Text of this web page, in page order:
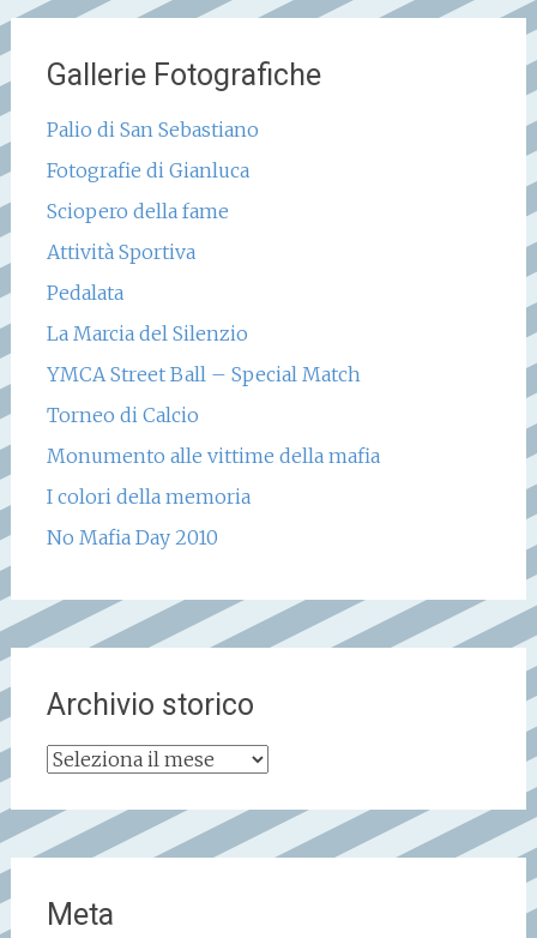
Gallerie Fotografiche
Palio di San Sebastiano
Fotografie di Gianluca
Sciopero della fame
Attività Sportiva
Pedalata
La Marcia del Silenzio
YMCA Street Ball – Special Match
Torneo di Calcio
Monumento alle vittime della mafia
I colori della memoria
No Mafia Day 2010
Archivio storico
Archivio
Meta